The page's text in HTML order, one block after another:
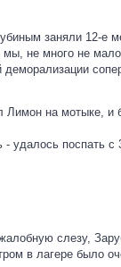
заняли 12-е
мы, не много не
Лимон на мотыке,
удалось поспать с
слезу,
в лагере было